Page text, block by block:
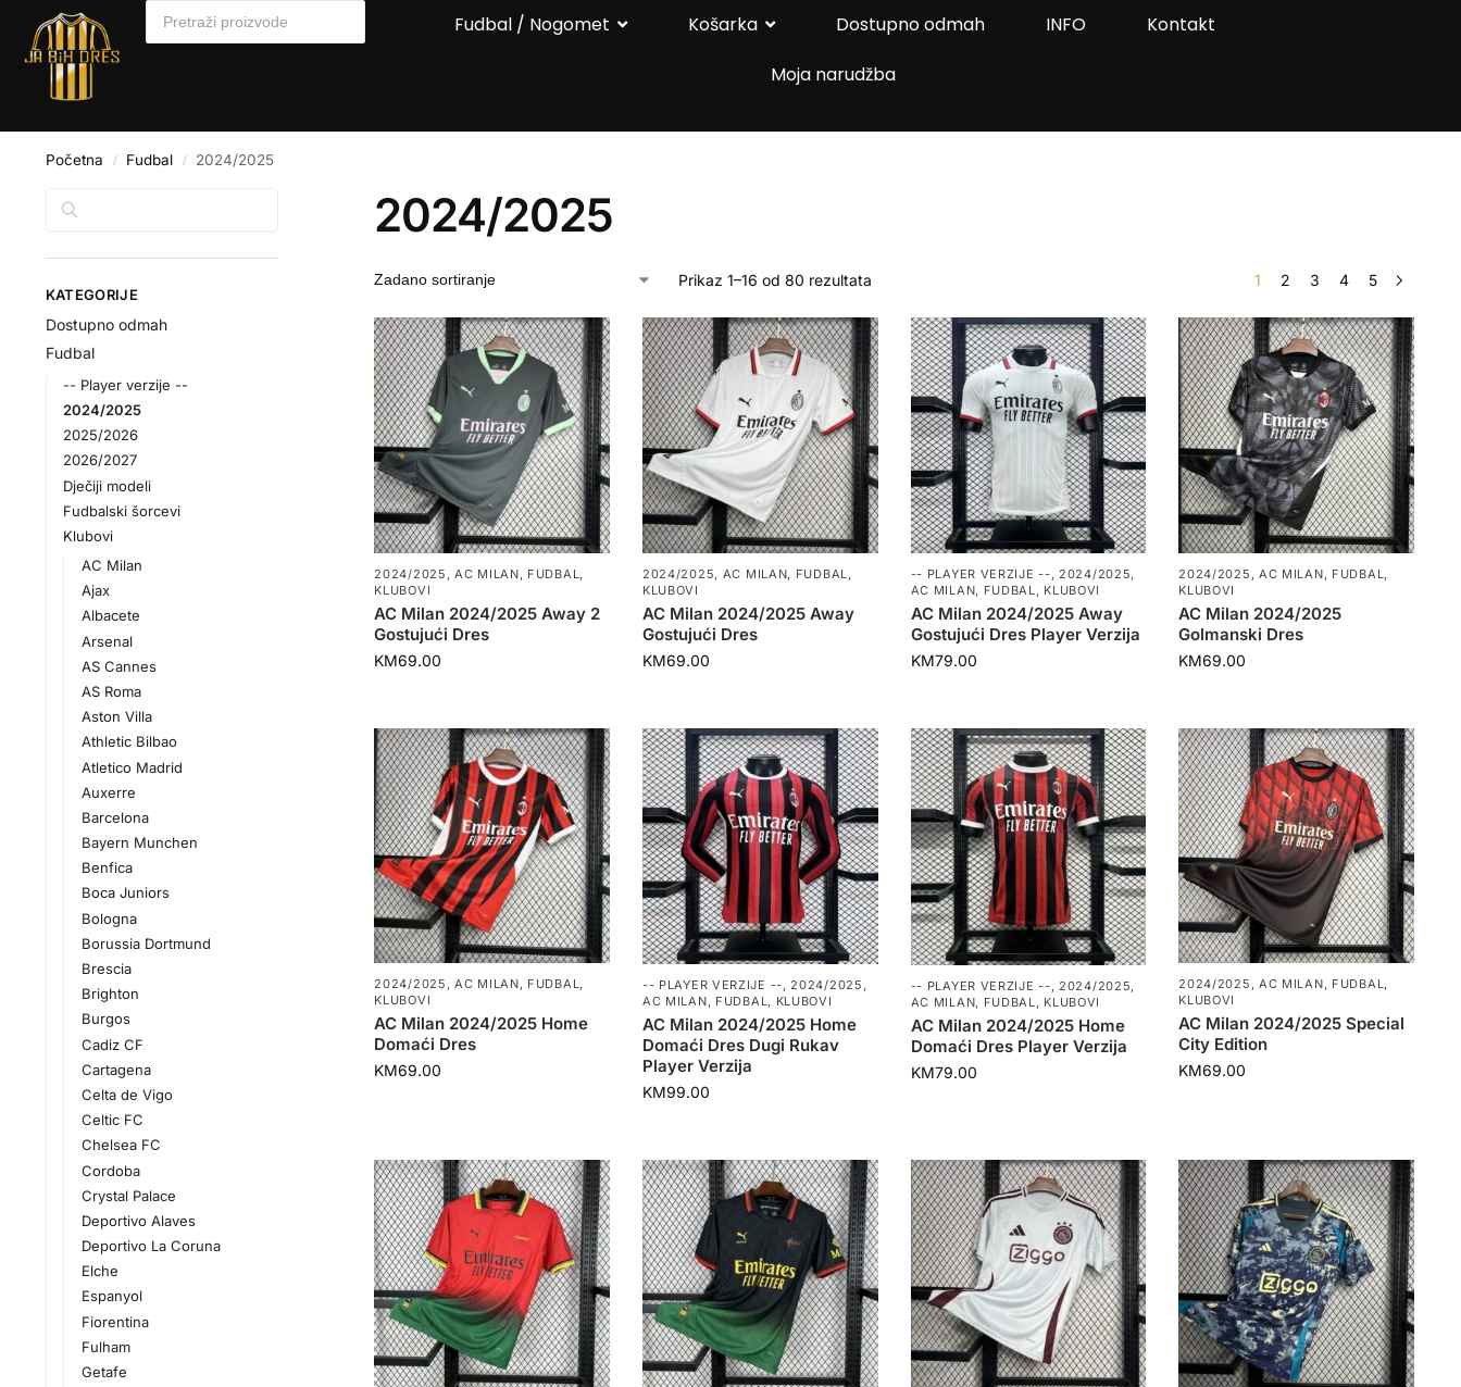
Fudbal / Nogomet Košarka Dostupno odmah INFO
Kontakt
Moja narudžba
Početna / Fudbal / 2024/2025
2024/2025
Prikaz 1–16 od 80 rezultata 1 2 3 4 5
2024/2025 ,AC MILAN FUDBAL
KLUBOVI
AC Milan 2024/2025 Away 2
Gostujući Dres
KM69.00
2024/2025 AC MILAN FUDBAL
KLUBOVI
AC Milan 2024/2025 Away
Gostujući Dres
KM69.00
-- PLAYER VERZIJE -- 2024/2025
AC MILAN
FUDBAL KLUBOVI
AC Milan 2024/2025 Away
Gostujući Dres Player Verzija
KM79.00
2024/2025 AC MILAN FUDBAL
KLUBOVI
AC Milan 2024/2025
Golmanski Dres
KM69.00
2024/2025 ,AC MILAN, FUDBAL,
KLUBOVI
AC Milan 2024/2025 Home
Domaći Dres
KM69.00
-- PLAYER VERZIJE --,2024/2025 ,
AC MILAN, FUDBAL, KLUBOVI
AC Milan 2024/2025 Home
Domaći Dres Dugi Rukav
Player Verzija
KM99.00
-- PLAYER VERZIJE -- 2024/2025
AC MILAN
FUDBAL KLUBOVI
AC Milan 2024/2025 Home
Domaći Dres Player Verzija
KM79.00
2024/2025 , AC MILAN, FUDBAL,
KLUBOVI
AC Milan 2024/2025 Special
City Edition
KM69.00
KATEGORIJE
Dostupno odmah
Fudbal
-- Player verzije --
2024/2025
2025/2026
2026/2027
Dječiji modeli
Fudbalski šorcevi
Klubovi
AC Milan
Ajax
Albacete
Arsenal
AS Cannes
AS Roma
Aston Villa
Athletic Bilbao
Atletico Madrid
Auxerre
Barcelona
Bayern Munchen
Benfica
Boca Juniors
Bologna
Borussia Dortmund
Brescia
Brighton
Burgos
Cadiz CF
Cartagena
Celta de Vigo
Celtic FC
Chelsea FC
Cordoba
Crystal Palace
Deportivo Alaves
Deportivo La Coruna
Elche
Espanyol
Fiorentina
Fulham
Getafe